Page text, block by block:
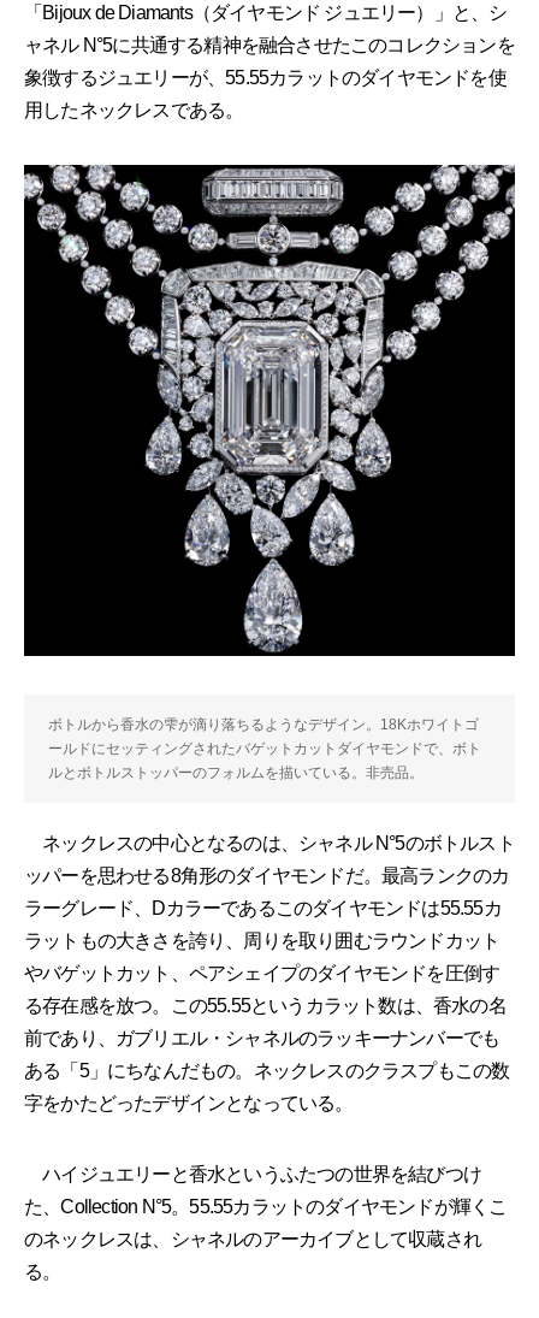
「Bijoux de Diamants（ダイヤモンド ジュエリー）」と、シ
ャネル N°5に共通する精神を融合させたこのコレクションを
象徴するジュエリーが、55.55カラットのダイヤモンドを使
用したネックレスである。
ボトルから香水の雫が滴り落ちるようなデザイン。18Kホワイトゴ
ールドにセッティングされたバゲットカットダイヤモンドで、ボト
ルとボトルストッパーのフォルムを描いている。非売品。
ネックレスの中心となるのは、シャネル N°5のボトルスト
ッパーを思わせる8角形のダイヤモンドだ。最高ランクのカ
ラーグレード、Dカラーであるこのダイヤモンドは55.55カ
ラットもの大きさを誇り、周りを取り囲むラウンドカット
やバゲットカット、ペアシェイプのダイヤモンドを圧倒す
る存在感を放つ。この55.55というカラット数は、香水の名
前であり、ガブリエル・シャネルのラッキーナンバーでも
ある「5」にちなんだもの。ネックレスのクラスプもこの数
字をかたどったデザインとなっている。
ハイジュエリーと香水というふたつの世界を結びつけ
た、Collection N°5。55.55カラットのダイヤモンドが輝くこ
のネックレスは、シャネルのアーカイブとして収蔵され
る。